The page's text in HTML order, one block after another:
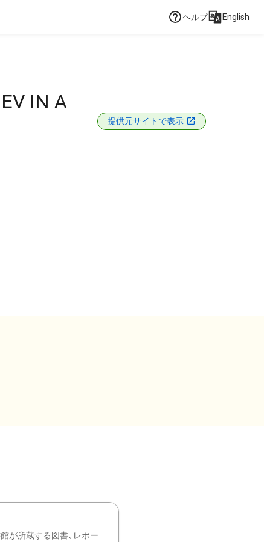
ヘルプ English
IN A
提供元サイトで表示
が所蔵する図書、レポー